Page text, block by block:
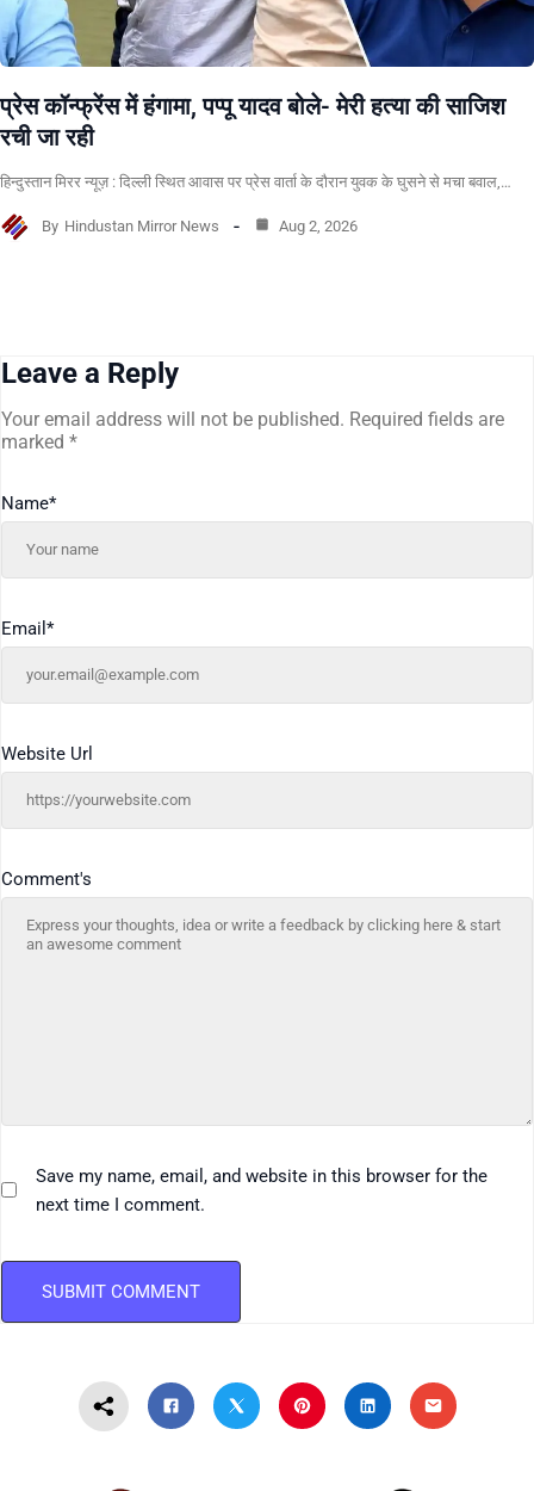
प्रेस कॉन्फ्रेंस में हंगामा, पप्पू यादव बोले- मेरी हत्या की साजिश
रची जा रही
हिन्दुस्तान मिरर न्यूज़ : दिल्ली स्थित आवास पर प्रेस वार्ता के दौरान युवक के घुसने से मचा बवाल,…
By Hindustan Mirror News Aug 2, 2026
Leave a Reply
Your email address will not be published. Required fields are
marked *
Comment's
Name*
Email *
Website Url
Save my name, email, and website in this browser for the
next time I comment.